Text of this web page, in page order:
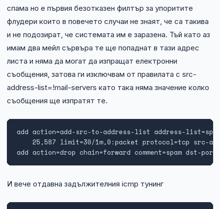
спама но е първия безотказен филтър за упоритите
флудери които в повечето случаи не знаят, че са такива
и не подозират, че системата им е заразена. Тъй като аз
имам два мейл сървъра те ще попаднат в тази адрес
листа и няма да могат да изпращат електронни
съобщения, затова ги изключвам от правилата с src-
address-list=!mail-servers като така няма значение колко
съобщения ще изпратят те.
add action=add-src-to-address-list address-
25,587 limit=30/1m,0:packet protocol=tcp src-
add action=drop chain=forward comment=spam dst-
И вече отдавна задължителния icmp тунинг